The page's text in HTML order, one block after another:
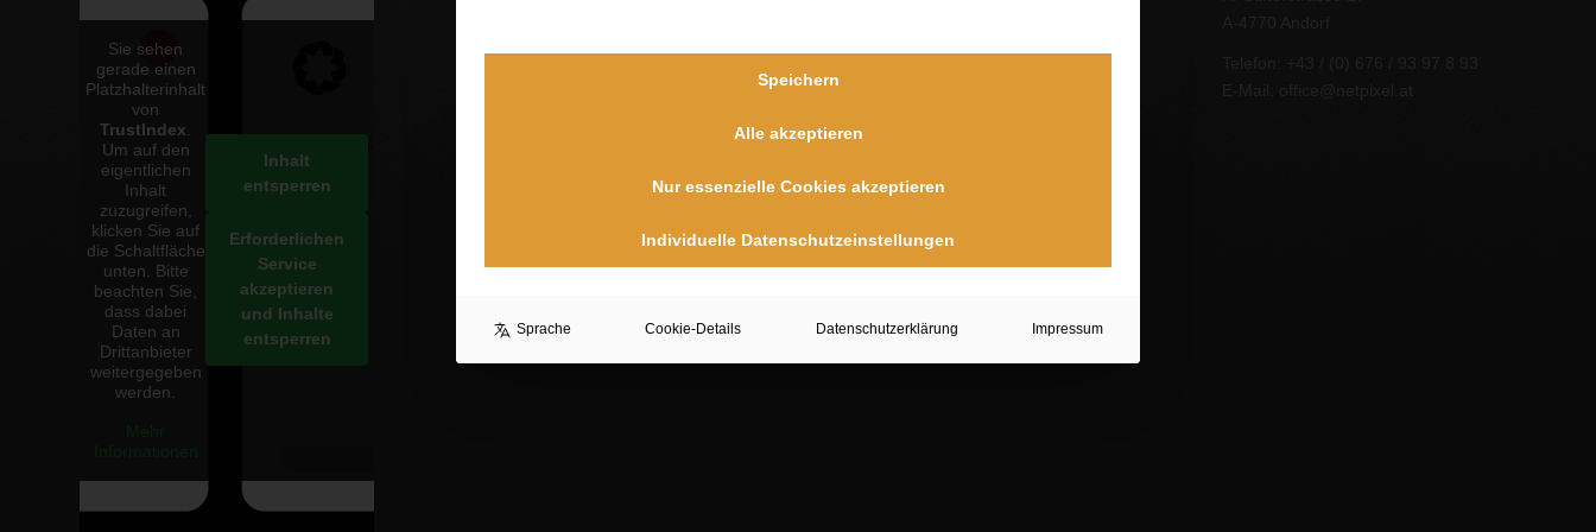
Sie sehen
gerade einen
Platzhalterinhalt
von
TrustIndex
Um auf den
eigentlichen
Inhalt
zuzugreifen,
klicken Sie auf
die Schaltfläche
unten. Bitte
beachten Sie,
dass dabei
Daten an
Drittanbieter
weitergegeben
werden.
Inhalt
entsperren
Erforderlichen
Service
akzeptieren
und Inhalte
entsperren
3. April 2023 - 7:38
Speichern
Alle akzeptieren
Nur essenzielle Cookies akzeptieren
Individuelle Datenschutzeinstellungen
Sprache Cookie-Details Datenschutzerklärung Impressum